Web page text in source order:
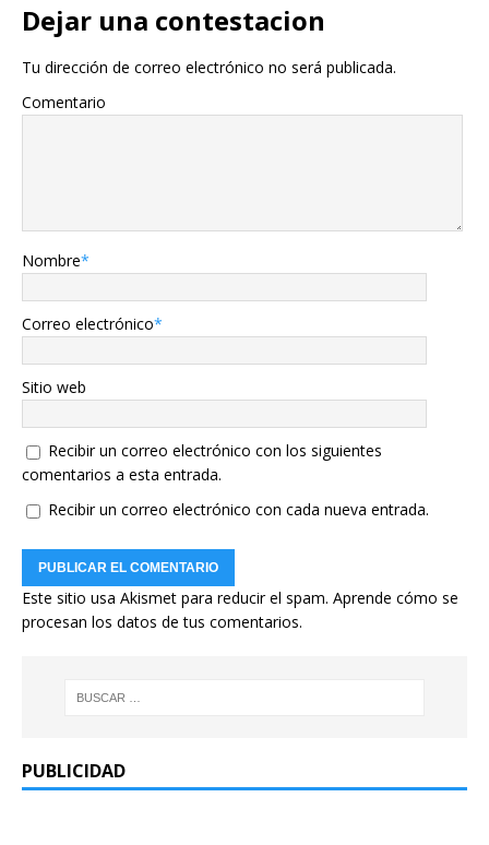
Dejar una contestacion
Tu dirección de correo electrónico no será publicada.
Comentario
Nombre*
Correo electrónico*
Sitio web
Recibir un correo electrónico con los siguientes
comentarios a esta entrada.
Recibir un correo electrónico con cada nueva entrada.
Este sitio usa Akismet para reducir el spam. Aprende cómo se
procesan los datos de tus comentarios.
PUBLICIDAD